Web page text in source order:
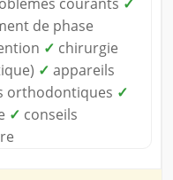
de phase
✓ chirurgie
✓ appareils
orthodontiques ✓
✓ conseils